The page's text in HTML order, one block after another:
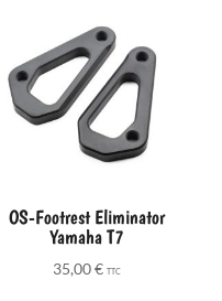
OS-Footrest Eliminator
Yamaha T7
35,00€ TTC